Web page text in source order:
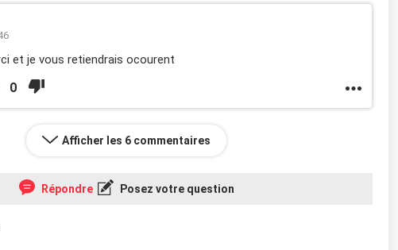
et je vous retiendrais ocourent
0
Afficher les 6 commentaires
Répondre Posez votre question